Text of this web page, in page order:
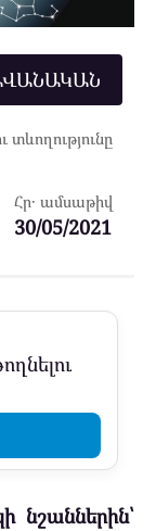
տևողությունը
Հր․ ամսաթիվ
30/05/2021
նշաններին՝